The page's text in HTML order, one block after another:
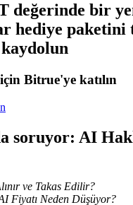
kazanmak için esnek
değerinde bir
hediye paketini
Bitrue'ye katılın
soruyor: AI
ve Takas Edilir?
Fiyatı Neden Düşüyor?